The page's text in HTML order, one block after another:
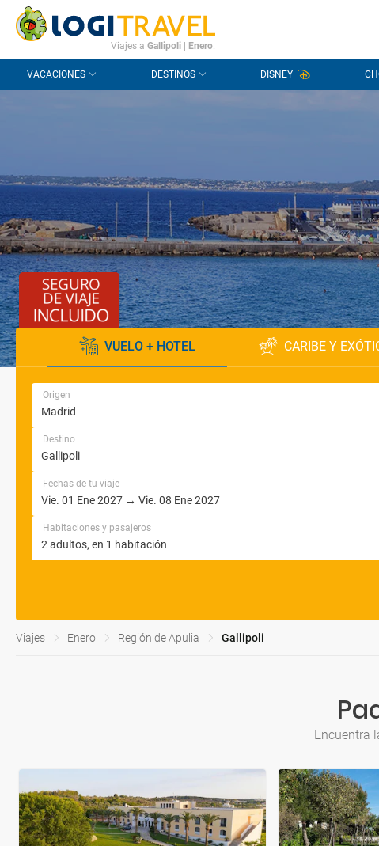
CONTACTO PREGUNTAS FRECUENTES
Viajes a Gallipoli| Enero.
VACACIONES DESTINOS DISNEY
VUELO + HOTEL CARIBE Y
Origen
Destino
Fechas de tu viaje
Habitaciones y pasajeros
Viajes Enero Región de Apulia Gallipoli
Encuentra